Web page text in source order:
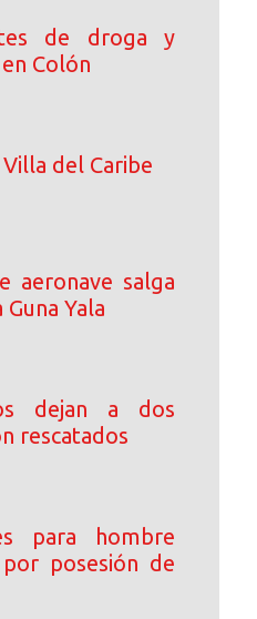
de droga y
Colón
del Caribe
aeronave salga
Yala
dejan a dos
rescatados
para hombre
posesión de